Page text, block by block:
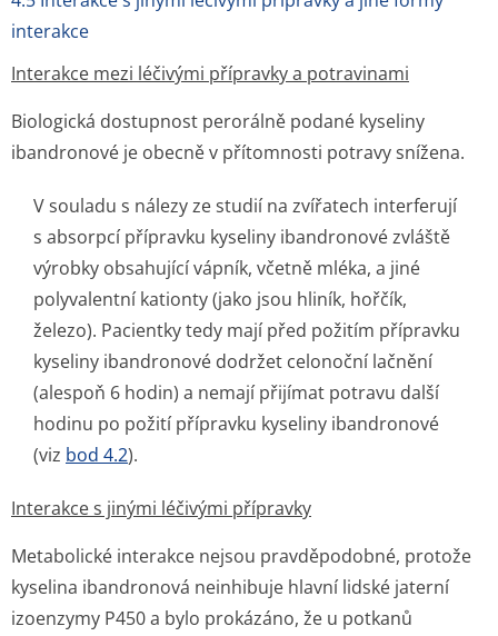
interakce
Interakce mezi léčivými přípravky a potravinami
Biologická dostupnost perorálně podané kyseliny
ibandronové je obecně v přítomnosti potravy snížena.
V souladu s nálezy ze studií na zvířatech interferují
s absorpcí přípravku kyseliny ibandronové zvláště
výrobky obsahující vápník, včetně mléka, a jiné
polyvalentní kationty (jako jsou hliník, hořčík,
železo). Pacientky tedy mají před požitím přípravku
kyseliny ibandronové dodržet celonoční lačnění
(alespoň 6 hodin) a nemají přijímat potravu další
hodinu po požití přípravku kyseliny ibandronové
(viz bod 4.2).
Interakce s jinými léčivými přípravky
Metabolické interakce nejsou pravděpodobné, protože
kyselina ibandronová neinhibuje hlavní lidské jaterní
izoenzymy P450 a bylo prokázáno, že u potkanů